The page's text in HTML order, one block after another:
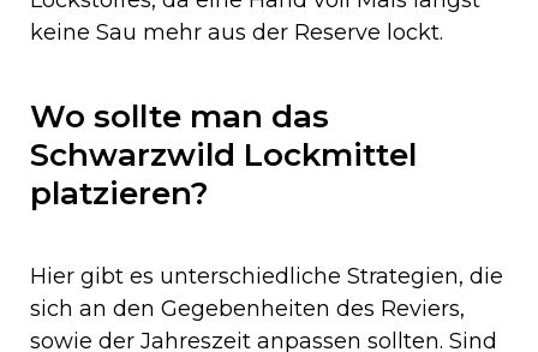
keine Sau mehr aus der Reserve lockt.
Wo sollte man das
Schwarzwild Lockmittel
platzieren?
Hier gibt es unterschiedliche Strategien, die
sich an den Gegebenheiten des Reviers,
sowie der Jahreszeit anpassen sollten. Sind